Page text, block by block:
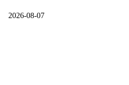
2026-08-07